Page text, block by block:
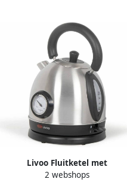
Livoo Fluitketel met
temperatuurregeling 1 8 L 1800
2 webshops